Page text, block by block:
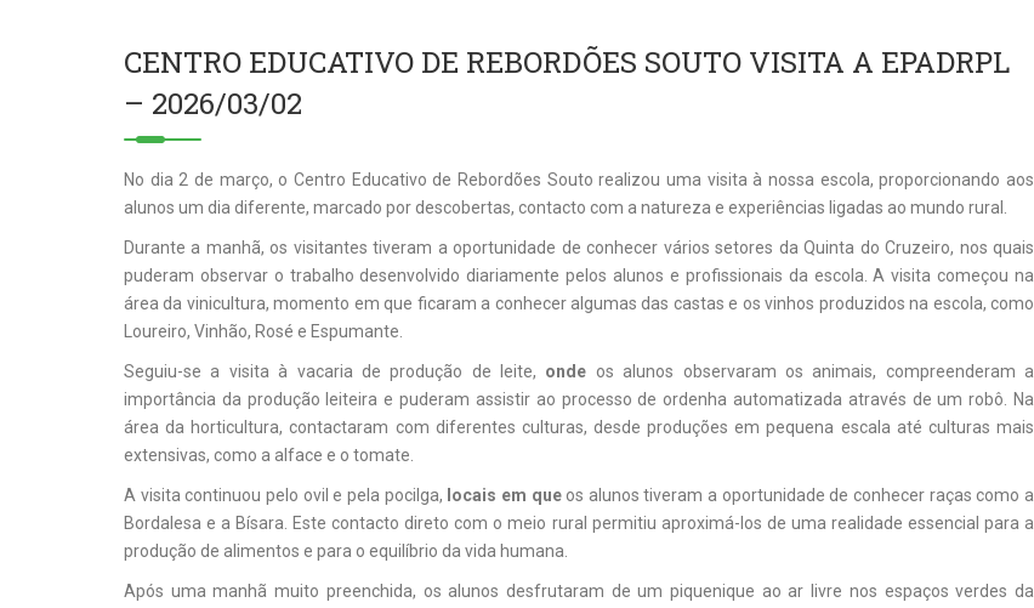
CENTRO EDUCATIVO DE REBORDÕES SOUTO VISITA A EPADRPL
– 2026/03/02
No dia 2 de março, o Centro Educativo de Rebordões Souto realizou uma visita à nossa escola, proporcionando aos
alunos um dia diferente, marcado por descobertas, contacto com a natureza e experiências ligadas ao mundo rural.
Durante a manhã, os visitantes tiveram a oportunidade de conhecer vários setores da Quinta do Cruzeiro, nos quais
puderam observar o trabalho desenvolvido diariamente pelos alunos e profissionais da escola. A visita começou na
área da vinicultura, momento em que ficaram a conhecer algumas das castas e os vinhos produzidos na escola, como
Loureiro, Vinhão, Rosé e Espumante.
Seguiu-se a visita à vacaria de produção de leite, onde os alunos observaram os animais, compreenderam a
importância da produção leiteira e puderam assistir ao processo de ordenha automatizada através de um robô. Na
área da horticultura, contactaram com diferentes culturas, desde produções em pequena escala até culturas mais
extensivas, como a alface e o tomate.
A visita continuou pelo ovil e pela pocilga, locais em queos alunos tiveram a oportunidade de conhecer raças como a
Bordalesa e a Bísara. Este contacto direto com o meio rural permitiu aproximá-los de uma realidade essencial para a
produção de alimentos e para o equilíbrio da vida humana.
Após uma manhã muito preenchida, os alunos desfrutaram de um piquenique ao ar livre nos espaços verdes da